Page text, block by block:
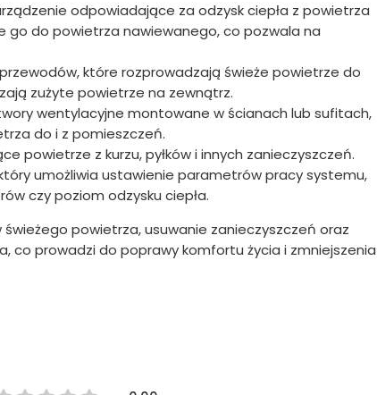
odpowiadające za odzysk ciepła z powietrza
go do powietrza nawiewanego, co pozwala na
które rozprowadzają świeże powietrze do
zużyte powietrze na zewnątrz.
wentylacyjne montowane w ścianach lub sufitach,
do i z pomieszczeń.
powietrze z kurzu, pyłków i innych zanieczyszczeń.
umożliwia ustawienie parametrów pracy systemu,
czy poziom odzysku ciepła.
powietrza, usuwanie zanieczyszczeń oraz
co prowadzi do poprawy komfortu życia i zmniejszenia